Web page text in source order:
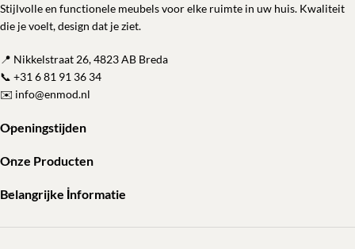
Stijlvolle en functionele meubels voor elke ruimte in uw huis. Kwaliteit
die je voelt, design dat je ziet.
📍 Nikkelstraat 26, 4823 AB Breda
📞 +31 6 81 91 36 34
✉️ info@enmod.nl
Openingstijden
Onze Producten
Belangrijke İnformatie